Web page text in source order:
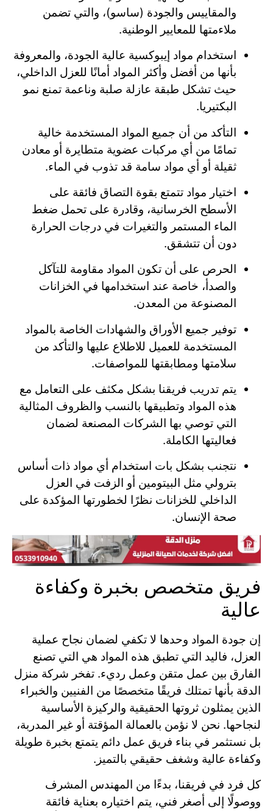
والمقاييس والجودة (ساسو)، والتي تضمن
ملاءمتها للمعايير الوطنية.
استخدام مواد إيبوكسية عالية الجودة، والمعروفة
بأنها من أفضل وأكثر المواد أمانًا للعزل الداخلي،
حيث تشكل طبقة عازلة صلبة وناعمة تمنع نمو
البكتيريا.
التأكد من أن جميع المواد المستخدمة خالية
تمامًا من أي مركبات عضوية متطايرة أو معادن
ثقيلة أو أي مواد سامة قد تذوب في الماء.
اختيار مواد تتمتع بقوة التصاق فائقة على
الأسطح الخرسانية، وقادرة على تحمل ضغط
الماء المستمر والتغيرات في درجات الحرارة
دون أن تتشقق.
الحرص على أن تكون المواد مقاومة للتآكل
والصدأ، خاصة عند استخدامها في الخزانات
المصنوعة من المعدن.
توفير جميع الأوراق والشهادات الخاصة بالمواد
المستخدمة للعميل للاطلاع عليها والتأكد من
سلامتها ومطابقتها للمواصفات.
يتم تدريب فريقنا بشكل مكثف على التعامل مع
هذه المواد وتطبيقها بالنسب والظروف المثالية
التي توصي بها الشركات المصنعة لضمان
فعاليتها الكاملة.
نتجنب بشكل بات استخدام أي مواد ذات أساس
بترولي مثل البيتومين أو الزفت في العزل
الداخلي للخزانات نظرًا لخطورتها المؤكدة على
صحة الإنسان.
فريق متخصص بخبرة وكفاءة
عالية
إن جودة المواد وحدها لا تكفي لضمان نجاح عملية
العزل، فاليد التي تطبق هذه المواد هي التي تصنع
الفارق بين عمل متقن وعمل رديء. تفخر شركة منزل
الدقة بأنها تمتلك فريقًا متخصصًا من الفنيين والخبراء
الذين يمثلون ثروتها الحقيقية والركيزة الأساسية
لنجاحها. نحن لا نؤمن بالعمالة المؤقتة أو غير المدربة،
بل نستثمر في بناء فريق عمل دائم يتمتع بخبرة طويلة
وكفاءة عالية وشغف حقيقي بالتميز.
كل فرد في فريقنا، بدءًا من المهندس المشرف
ووصولًا إلى أصغر فني، يتم اختياره بعناية فائقة